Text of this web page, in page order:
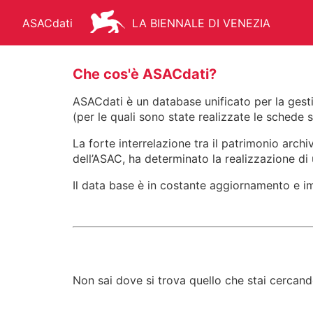
ASACdati LA BIENNALE DI VENEZIA
FONDO STORICO
Che cos'è ASACdati?
ASACdati è un database unificato per la
(per le quali sono state realizzate le schede
La forte interrelazione tra il patrimonio
dell’ASAC, ha determinato la realizzazione
Il data base è in costante aggiornamento e
Non sai dove si trova quello che stai